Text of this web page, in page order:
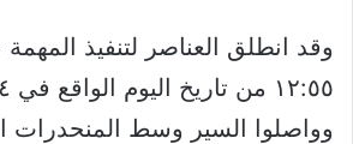
وقد انطلق العناصر لتنفيذ
وواصلوا السير وسط المنحدرات